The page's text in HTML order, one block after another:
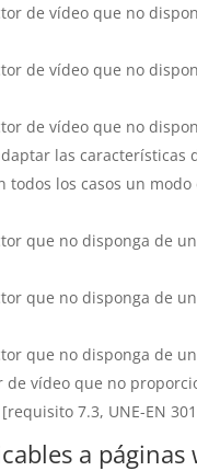
de vídeo que no
de vídeo que no
de vídeo que no
las
todos los casos un
que no disponga de
que no disponga de
que no disponga de
vídeo que no
7.3, UNE-EN
a páginas